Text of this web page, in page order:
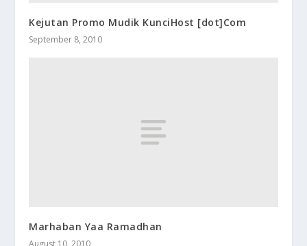
Kejutan Promo Mudik KunciHost [dot]Com
September 8, 2010
Marhaban Yaa Ramadhan
August 10, 2010